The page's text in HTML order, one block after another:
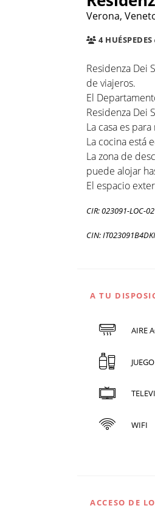
Verona,
4 HUÉSPEDES
Residenza Dei
de viajeros.
El
Residenza Dei
La casa es
La cocina está
La zona de
puede alojar
El espacio
CIR: 023091-LOC-
CIN:
A TU
AIRE
WIFI
ACCESO DE